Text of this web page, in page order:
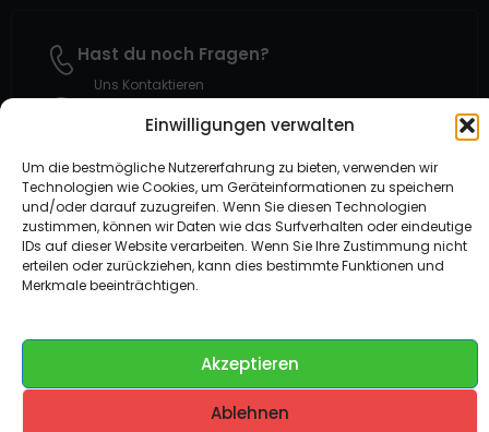
Einwilligungen verwalten
Um die bestmögliche Nutzererfahrung zu bieten, verwenden wir
Technologien wie Cookies, um Geräteinformationen zu speichern
und/oder darauf zuzugreifen. Wenn Sie diesen Technologien
zustimmen, können wir Daten wie das Surfverhalten oder eindeutige
IDs auf dieser Website verarbeiten. Wenn Sie Ihre Zustimmung nicht
erteilen oder zurückziehen, kann dies bestimmte Funktionen und
Merkmale beeinträchtigen.
Akzeptieren
Ablehnen
Hast du noch Fragen?
Uns Kontaktieren
Wir lieben dein Feedback
Solibox Kommentar Geben
Gehostet auf Dezhost
Compare(0)